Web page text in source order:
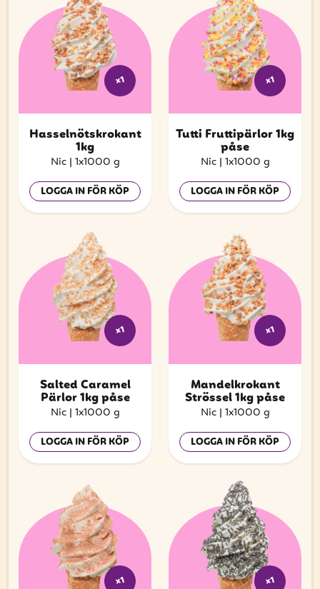
x1
Hasselnötskrokant
1kg
Nic | 1x1000 g
LOGGA IN FÖR KÖP
x1
Tutti Fruttipärlor 1kg
påse
Nic | 1x1000 g
LOGGA IN FÖR KÖP
x1
Salted Caramel
Pärlor 1kg påse
Nic | 1x1000 g
LOGGA IN FÖR KÖP
x1
Mandelkrokant
Strössel 1kg påse
Nic | 1x1000 g
LOGGA IN FÖR KÖP
x1 x1